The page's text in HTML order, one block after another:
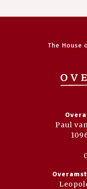
The House
Paul